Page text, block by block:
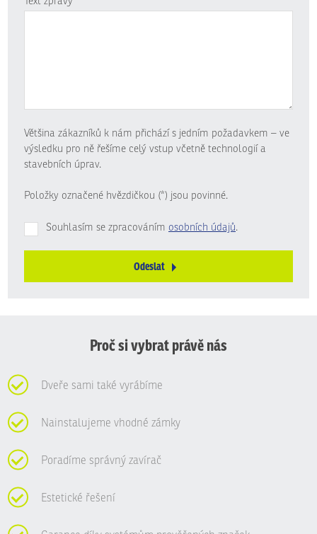
Většina zákazníků k nám přichází s jedním požadavkem – ve
výsledku pro ně řešíme celý vstup včetně technologií a
stavebních úprav.
Položky označené hvězdičkou (*) jsou povinné.
Souhlasím se zpracováním osobních údajů.
Odeslat
Proč si vybrat právě nás
Dveře sami také vyrábíme
Nainstalujeme vhodné zámky
Poradíme správný zavírač
Estetické řešení